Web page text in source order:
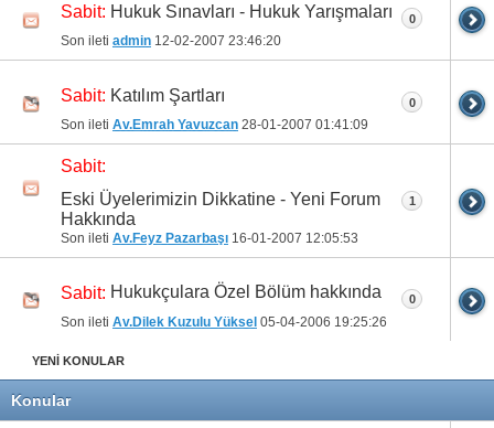
Sabit: Hukuk Sınavları - Hukuk Yarışmaları
Son ileti admin 12-02-2007 23:46:20
0
Sabit: Katılım Şartları
Son ileti Av.Emrah Yavuzcan 28-01-2007 01:41:09
0
Sabit:
Eski Üyelerimizin Dikkatine - Yeni Forum
Hakkında
Son ileti Av.Feyz Pazarbaşı 16-01-2007 12:05:53
1
Sabit: Hukukçulara Özel Bölüm hakkında
Son ileti Av.Dilek Kuzulu Yüksel 05-04-2006 19:25:26
0
YENİ KONULAR
Konular